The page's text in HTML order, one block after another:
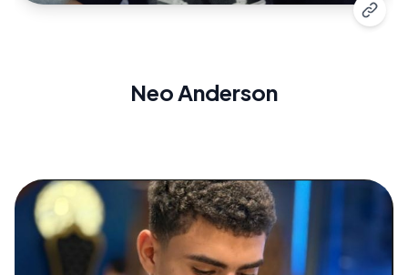
Neo Anderson